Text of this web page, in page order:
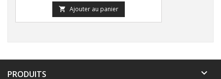
 Ajouter au panier
PRODUITS 